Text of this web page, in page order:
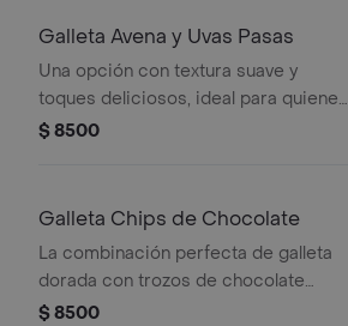
Galleta Avena y Uvas Pasas
Una opción con textura suave y
toques deliciosos, ideal para quienes
buscan un antojo más equilibrado.
$ 8500
Galleta Chips de Chocolate
La combinación perfecta de galleta
dorada con trozos de chocolate
derretido.
$ 8500